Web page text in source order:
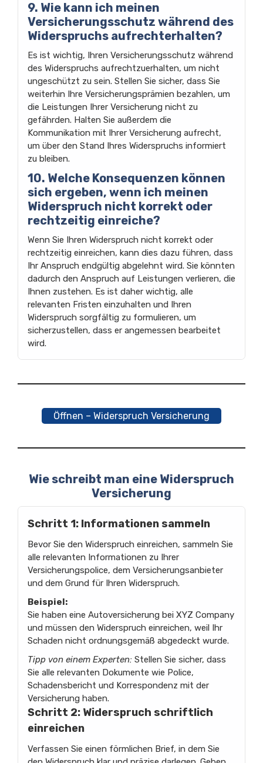
9. Wie kann ich meinen
Versicherungsschutz während des
Widerspruchs aufrechterhalten?
Es ist wichtig, Ihren Versicherungsschutz während
des Widerspruchs aufrechtzuerhalten, um nicht
ungeschützt zu sein. Stellen Sie sicher, dass Sie
weiterhin Ihre Versicherungsprämien bezahlen, um
die Leistungen Ihrer Versicherung nicht zu
gefährden. Halten Sie außerdem die
Kommunikation mit Ihrer Versicherung aufrecht,
um über den Stand Ihres Widerspruchs informiert
zu bleiben.
10. Welche Konsequenzen können
sich ergeben, wenn ich meinen
Widerspruch nicht korrekt oder
rechtzeitig einreiche?
Wenn Sie Ihren Widerspruch nicht korrekt oder
rechtzeitig einreichen, kann dies dazu führen, dass
Ihr Anspruch endgültig abgelehnt wird. Sie könnten
dadurch den Anspruch auf Leistungen verlieren, die
Ihnen zustehen. Es ist daher wichtig, alle
relevanten Fristen einzuhalten und Ihren
Widerspruch sorgfältig zu formulieren, um
sicherzustellen, dass er angemessen bearbeitet
wird.
Öffnen – Widerspruch Versicherung
Wie schreibt man eine Widerspruch
Versicherung
Schritt 1: Informationen sammeln
Bevor Sie den Widerspruch einreichen, sammeln Sie
alle relevanten Informationen zu Ihrer
Versicherungspolice, dem Versicherungsanbieter
und dem Grund für Ihren Widerspruch.
Beispiel:
Sie haben eine Autoversicherung bei XYZ Company
und müssen den Widerspruch einreichen, weil Ihr
Schaden nicht ordnungsgemäß abgedeckt wurde.
Tipp von einem Experten: Stellen Sie sicher, dass
Sie alle relevanten Dokumente wie Police,
Schadensbericht und Korrespondenz mit der
Versicherung haben.
Schritt 2: Widerspruch schriftlich
einreichen
Verfassen Sie einen förmlichen Brief, in dem Sie